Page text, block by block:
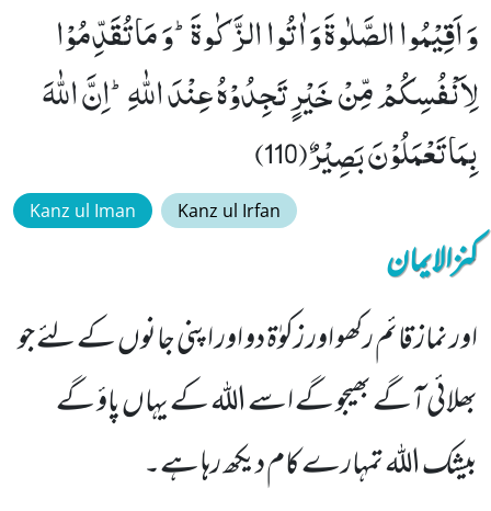
وَ اَقِیْمُوا الصَّلٰوةَ وَ اٰتُوا الزَّكٰوةَؕ-وَ مَا تُقَدِّمُوْا
لِاَنْفُسِكُمْ مِّنْ خَیْرٍ تَجِدُوْهُ عِنْدَ اللّٰهِؕ-اِنَّ اللّٰهَ
بِمَا تَعْمَلُوْنَ بَصِیْرٌ(110)
Kanz ul Iman Kanz ul Irfan
کنزالایمان
اور نماز قائم رکھو اور زکوٰۃ دو اور اپنی جانوں کے لئے جو
بھلائی آگے بھیجو گے اسے اللہ کے یہاں پاؤ گے
بیشک اللہ تمہارے کام دیکھ رہا ہے۔